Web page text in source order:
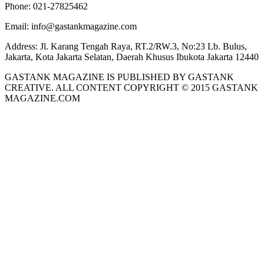
Phone: 021-27825462
Email: info@gastankmagazine.com
Address: Jl. Karang Tengah Raya, RT.2/RW.3, No:23 Lb. Bulus,
Jakarta, Kota Jakarta Selatan, Daerah Khusus Ibukota Jakarta 12440
GASTANK MAGAZINE IS PUBLISHED BY GASTANK
CREATIVE. ALL CONTENT COPYRIGHT © 2015 GASTANK
MAGAZINE.COM